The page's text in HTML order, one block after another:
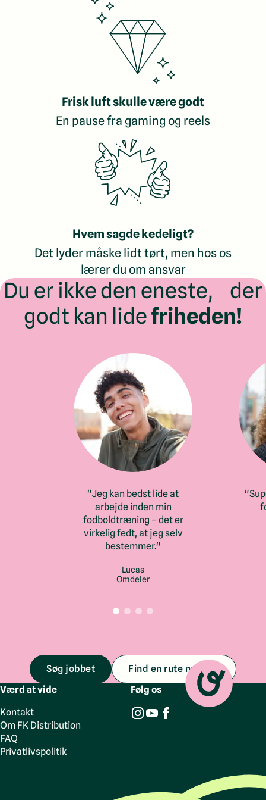
Frisk luft skulle være godt
En pause fra gaming og reels
Hvem sagde kedeligt?
Det lyder måske lidt tørt, men hos os
lærer du om ansvar
Du er ikke den eneste, der
godt kan lidefriheden!
"Jeg kan bedst lide at
arbejde inden min
fodboldtræning – det er
virkelig fedt, at jeg selv
bestemmer."
Lucas
Omdeler
Søg jobbet
Find en rute nær dig
Værd at vide
Kontakt
Om FK Distribution
FAQ
Privatlivspolitik
Følg os